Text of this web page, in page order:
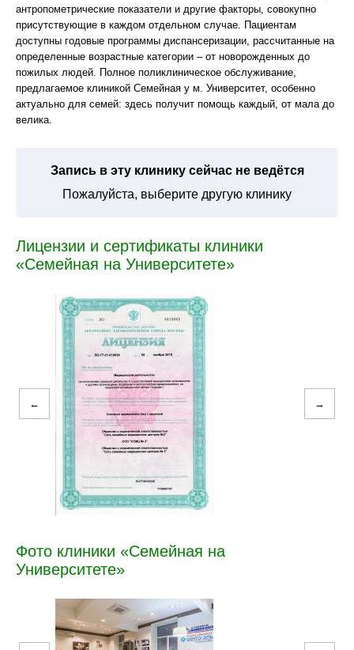
антропометрические показатели и другие факторы, совокупно
присутствующие в каждом отдельном случае. Пациентам
доступны годовые программы диспансеризации, рассчитанные на
определенные возрастные категории – от новорожденных до
пожилых людей. Полное поликлиническое обслуживание,
предлагаемое клиникой Семейная у м. Университет, особенно
актуально для семей: здесь получит помощь каждый, от мала до
велика.
Запись в эту клинику сейчас не ведётся
Пожалуйста, выберите другую клинику
Лицензии и сертификаты клиники
«Семейная на Университете»
← →
Фото клиники «Семейная на
Университете»